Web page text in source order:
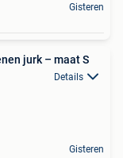
Gisteren
jurk – maat S
Details
Gisteren